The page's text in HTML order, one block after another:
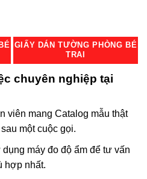
GIẤY DÁN TƯỜNG PHÒNG BÉ
TRAI
chuyên nghiệp tại
viên mang Catalog mẫu thật
một cuộc gọi.
dụng máy đo độ ẩm để tư vấn
hợp nhất.